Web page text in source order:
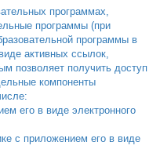
программах,
программы (при
программы в
активных ссылок,
позволяет получить доступ
компоненты
его в виде электронного
с приложением его в виде